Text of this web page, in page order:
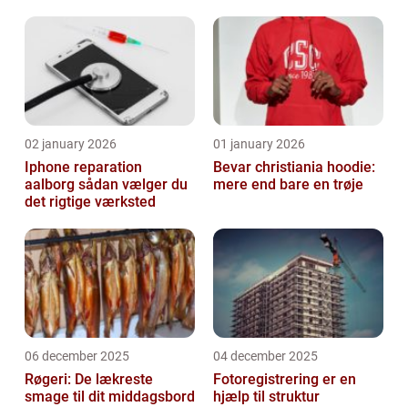
02 january 2026
Iphone reparation
aalborg sådan vælger du
det rigtige værksted
01 january 2026
Bevar christiania hoodie:
mere end bare en trøje
06 december 2025
Røgeri: De lækreste
smage til dit middagsbord
04 december 2025
Fotoregistrering er en
hjælp til struktur